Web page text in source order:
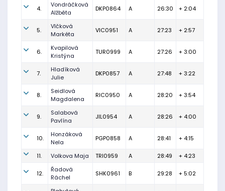
4.
Vondráčková
Alžběta
DKP0864 A 26:30 + 2:04
5.
Vlčková
Markéta
VIC0951 A 27:23 + 2:57
6.
Kvapilová
Kristýna
TUR0999 A 27:26 + 3:00
7.
Hladíková
Julie
DKP0857 A 27:48 + 3:22
8.
Seidlová
Magdalena
RIC0950 A 28:20 + 3:54
9.
Salabová
Pavlína
JIL0954 A 28:26 + 4:00
10.
Honzáková
Nela
PGP0858 A 28:41 + 4:15
11. Volkova Maja TRI0959 A 28:49 + 4:23
12.
Řadová
Ráchel
SHK0961 B 29:28 + 5:02